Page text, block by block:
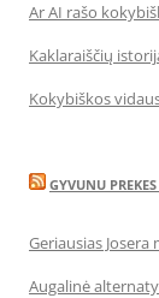
Ar AI rašo
Kaklaraiščių
Kokybiškos
GYVUNU
Geriausias
Augalinė